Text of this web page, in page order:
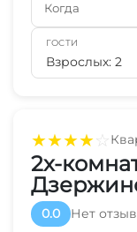
★★★★☆
2х-
0.0 Нет
Когда
ГОСТИ
Взрослых: 2